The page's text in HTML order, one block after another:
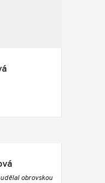
obrovskou